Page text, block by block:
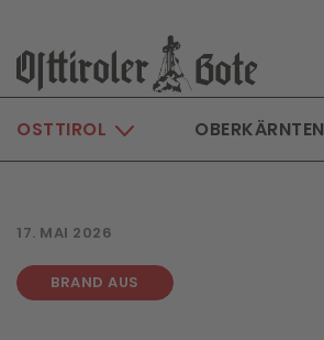
Skip to main content
OSTTIROL OBERKÄRNTEN
17. MAI 2026
BRAND AUS